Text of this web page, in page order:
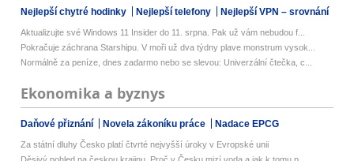
Nejlepší chytré hodinky Nejlepší telefony Nejlepší VPN – srovnání
Aktualizujte své Windows 11 Insider do 11. srpna. Pak už vám nebudou f...
Pokračuje záchrana Starshipu. V moři už dva týdny plave monstrum vysok...
Normálně za peníze, dnes zadarmo nebo se slevou: Univerzální čtečka, c...
Ekonomika a byznys
Daňové přiznání Novela zákoníku práce Nadace EPCG
Za státní dluhy Česko platí čtvrté nejvyšší úroky v Evropské unii